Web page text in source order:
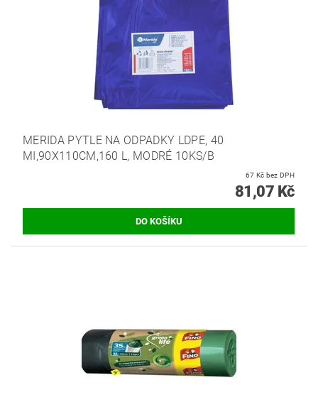
MERIDA PYTLE NA ODPADKY LDPE, 40
MI,90X110CM,160 L, MODRÉ 10KS/B
67 Kč bez DPH
81,07 Kč